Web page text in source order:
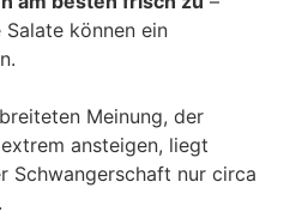
können ein
Meinung, der
ansteigen, liegt
Schwangerschaft nur circa